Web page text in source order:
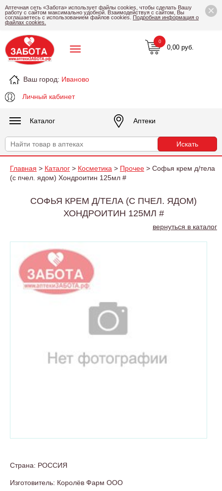
×
Аптечная сеть «Забота» использует файлы cookies, чтобы сделать Вашу
работу с сайтом максимально удобной. Взаимодействуя с сайтом, Вы
соглашаетесь с использованием файлов cookies. Подробная информация о
файлах cookies.
Ваш город: Иваново
Личный кабинет
0,00 руб.
0
Каталог Аптеки
Главная > Каталог > Косметика > Прочее > Софья крем д/тела
(с пчел. ядом) Хондроитин 125мл #
СОФЬЯ КРЕМ Д/ТЕЛА (С ПЧЕЛ. ЯДОМ)
ХОНДРОИТИН 125МЛ #
вернуться в каталог
Страна: РОССИЯ
Изготовитель: Королёв Фарм ООО